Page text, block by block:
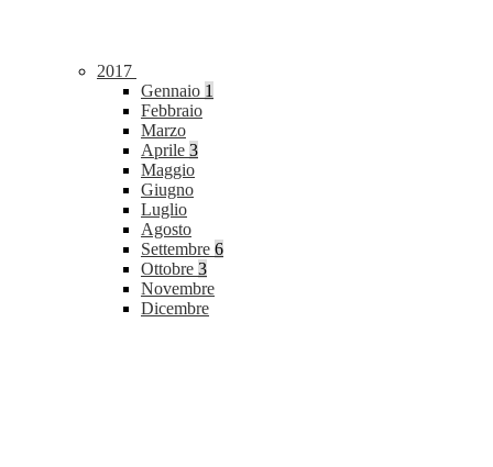
2017
Gennaio 1
Febbraio
Marzo
Aprile 3
Maggio
Giugno
Luglio
Agosto
Settembre 6
Ottobre 3
Novembre
Dicembre